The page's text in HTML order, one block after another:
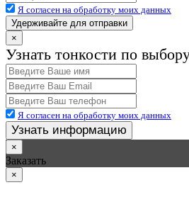
Я согласен на обработку моих данных
Удерживайте для отправки
×
Узнать тонкости по
Я согласен на обработку моих данных
Узнать информацию
×
Заказать
×